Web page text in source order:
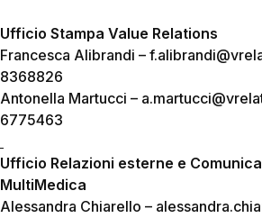
Ufficio Stampa Value Relations
Francesca Alibrandi –
8368826
Antonella Martucci –
6775463
Ufficio Relazioni esterne e
MultiMedica
Alessandra Chiarello –